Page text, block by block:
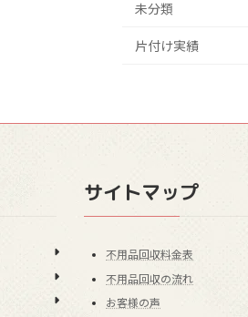
未分類
片付け実績
サイトマップ
不用品回収料金表
不用品回収の流れ
お客様の声